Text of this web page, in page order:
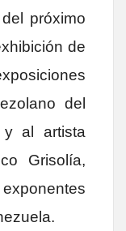
próximo
de
del
y al artista
Grisolía,